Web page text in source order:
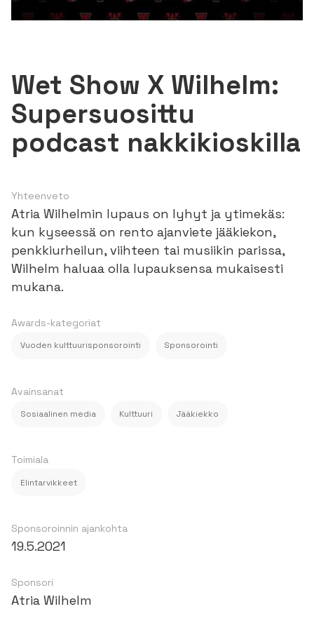
Wet Show X Wilhelm:
Supersuosittu
podcast nakkikioskilla
Yhteenveto
Atria Wilhelmin lupaus on lyhyt ja ytimekäs:
kun kyseessä on rento ajanviete jääkiekon,
penkkiurheilun, viihteen tai musiikin parissa,
Wilhelm haluaa olla lupauksensa mukaisesti
mukana.
Awards-kategoriat
Vuoden kulttuurisponsorointi Sponsorointi
Avainsanat
Sosiaalinen media Kulttuuri Jääkiekko
Toimiala
Elintarvikkeet
Sponsoroinnin ajankohta
19.5.2021
Sponsori
Atria Wilhelm